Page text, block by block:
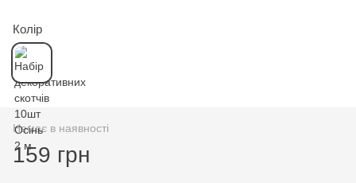
Колір
Немає в наявності
159 грн